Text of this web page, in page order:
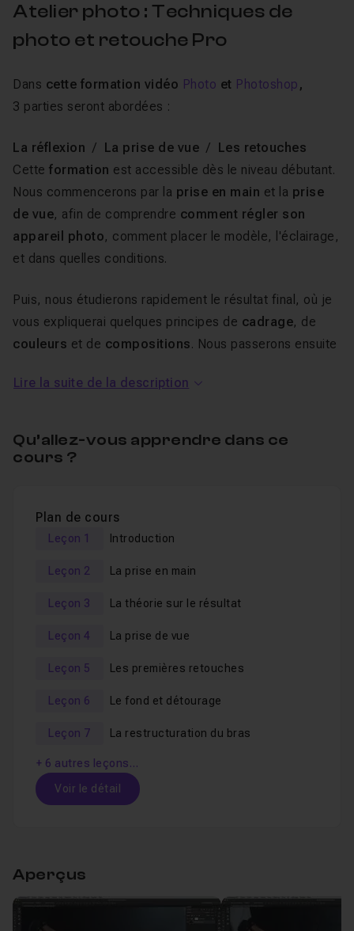
Atelier photo : Techniques de
photo et retouche Pro
Dans cette formation vidéo Photo et Photoshop ,
3 parties seront abordées :
La réflexion / La prise de vue / Les retouches
Cette formation est accessible dès le niveau débutant.
Nous commencerons par la prise en main et la prise
de vue, afin de comprendre comment régler son
appareil photo, comment placer le modèle, l'éclairage,
et dans quelles conditions.
Puis, nous étudierons rapidement le résultat final, où je
vous expliquerai quelques principes de cadrage, de
couleurs et de compositions. Nous passerons ensuite
Beaucoup detechniques de retouches seront
l'éclairage, les manipulations de déformations...
Comprendre et composer une photo
Donner du dynamisme à une photo
Retoucher une photo comme un pro
Nettoyer un fond
Détourer un élément
Retoucher la colorimétrie et les lumières d'une photo
Retoucher la peau avec la technique du
frequency
Ajouter des détails avec la technique du
Aveccee
Cette formation est accessible dès le niveau
Lire la suite de la description
Qu’allez-vous apprendre dans ce
cours ?
Plan de cours
Leçon 1 Introduction
Leçon 2 La prise en main
Leçon 3 La théorie sur le résultat
Leçon 4 La prise de vue
Leçon 5 Les premières retouches
Leçon 6 Le fond et détourage
Leçon 7 La restructuration du bras
+ 6 autres leçons…
Voir le détail
Aperçus